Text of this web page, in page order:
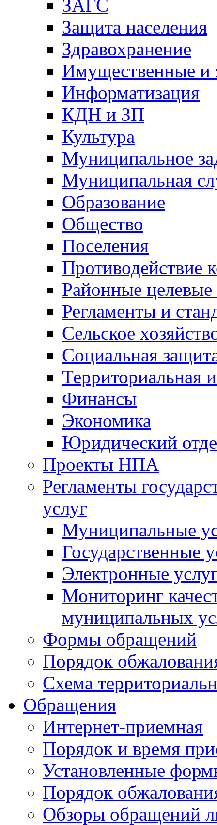
ЗАГС
Защита населения
Здравохранение
Имущественные и
Информатизация
КДН и ЗП
Культура
Муниципальное
Муниципальная
Образование
Общество
Поселения
Противодействие
Районные
Регламенты и
Сельское
Социальная
Территориальная
Финансы
Экономика
Юридический
Проекты НПА
Регламенты
услуг
Муниципальные
Государственные
Электронные
Мониторинг
муниципальных
Формы обращений
Порядок
Схема
Обращения
Интернет-приемная
Порядок и время
Установленные
Порядок
Обзоры обращений